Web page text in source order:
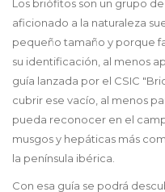
Los briófitos son un grupo
aficionado a la naturaleza
pequeño tamaño y porque
su identificación, al menos
guía lanzada por el CSIC
cubrir ese vacío, al menos
pueda reconocer en el
musgos y hepáticas más
la península ibérica.
Con esa guía se podrá